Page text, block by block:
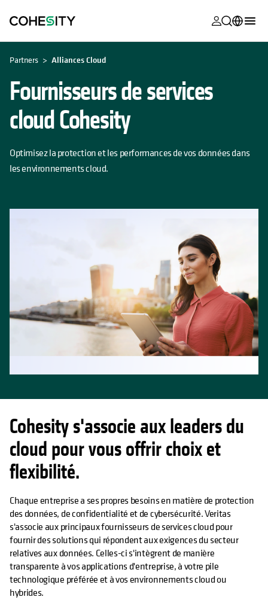
s’ouvre
s’ouvre
s’ouvre
s’ouvre
produit
s’ouvre
s’ouvre
Cohesity
s’ouvre
s’ouvre
Deutsch (Germany)
Português (Brazil)
Español (Spain)
Partners Alliances Cloud
Fournisseurs de services
cloud Cohesity
Optimisez la protection et les performances de vos données dans
les environnements cloud.
Cohesity s'associe aux leaders du
cloud pour vous offrir choix et
flexibilité.
Chaque entreprise a ses propres besoins en matière de protection
des données, de confidentialité et de cybersécurité. Veritas
s'associe aux principaux fournisseurs de services cloud pour
fournir des solutions qui répondent aux exigences du secteur
relatives aux données. Celles-ci s'intègrent de manière
transparente à vos applications d'entreprise, à votre pile
technologique préférée et à vos environnements cloud ou
hybrides.